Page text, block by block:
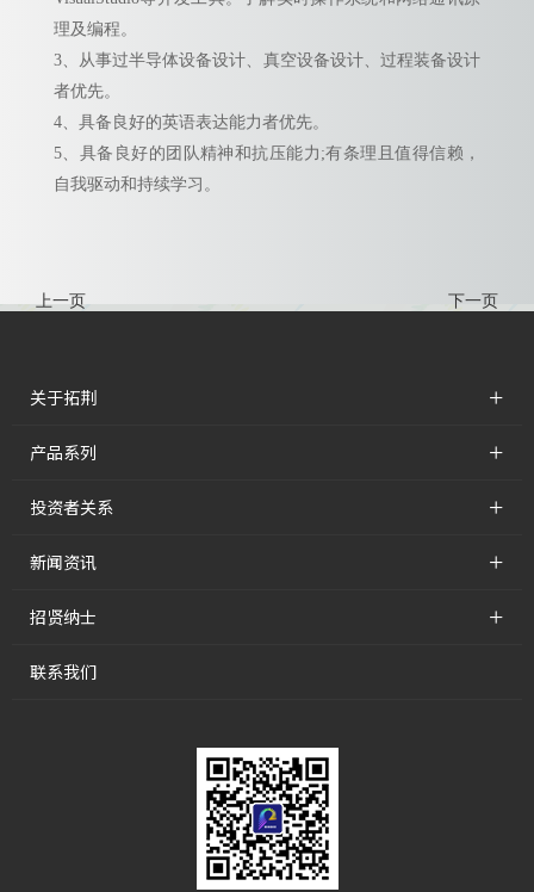
理及编程。
3、从事过半导体设备设计、真空设备设计、过程装备设计
者优先。
4、具备良好的英语表达能力者优先。
5、具备良好的团队精神和抗压能力;有条理且值得信赖，
自我驱动和持续学习。
上一页 下一页
关于拓荆 +
产品系列 +
投资者关系 +
新闻资讯 +
招贤纳士 +
联系我们